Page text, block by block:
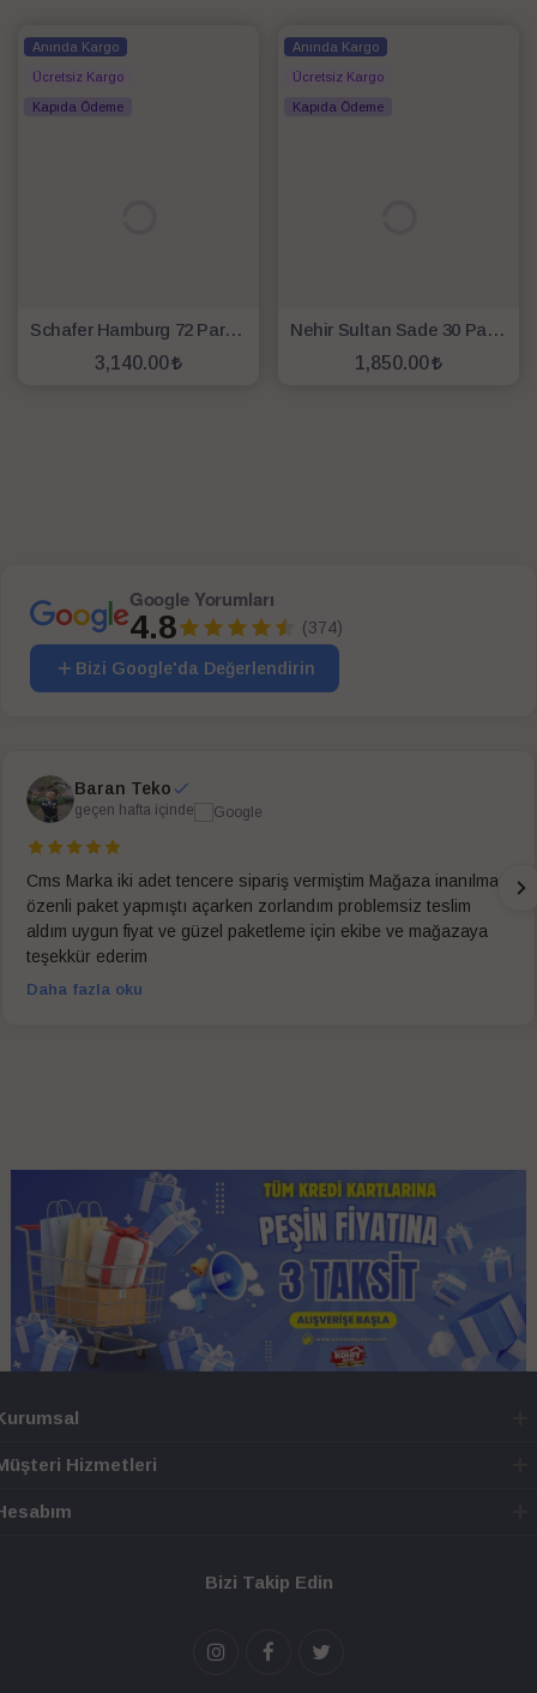
Anında Kargo
Ücretsiz Kargo
Kapıda Ödeme
Schafer Hamburg 72 Parça Çatal Kaşık Bıçak Takımı-Gümüş04
3,140.00
Anında Kargo
Ücretsiz Kargo
Kapıda Ödeme
Nehir Sultan Sade 30 Parça Çatal Kaşık Bıçak Seti
1,850.00
Google Yorumları
4.8 (374)
Bizi Google'da Değerlendirin
Baran Teko
geçen hafta içinde
Cms Marka iki adet tencere sipariş vermiştim Mağaza inanılmaz
özenli paket yapmıştı açarken zorlandım problemsiz teslim
aldım uygun fiyat ve güzel paketleme için ekibe ve mağazaya
teşekkür ederim
Daha fazla oku
Hizmetleri
Bizi Takip Edin